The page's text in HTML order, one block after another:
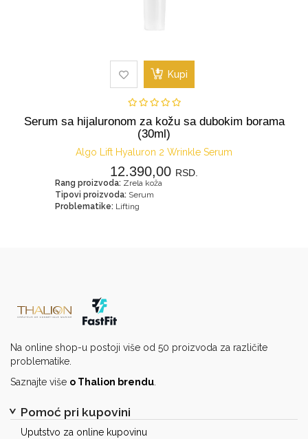
Kupi
Serum sa hijaluronom za kožu sa dubokim borama
(30ml)
Algo Lift Hyaluron 2 Wrinkle Serum
12.390,00 RSD.
Rang proizvoda: Zrela koža
Tipovi proizvoda: Serum
Problematike: Lifting
Na online shop-u postoji više od 50 proizvoda za različite
problematike.
Saznajte više o Thalion brendu.
Pomoć pri kupovini
Uputstvo za online kupovinu